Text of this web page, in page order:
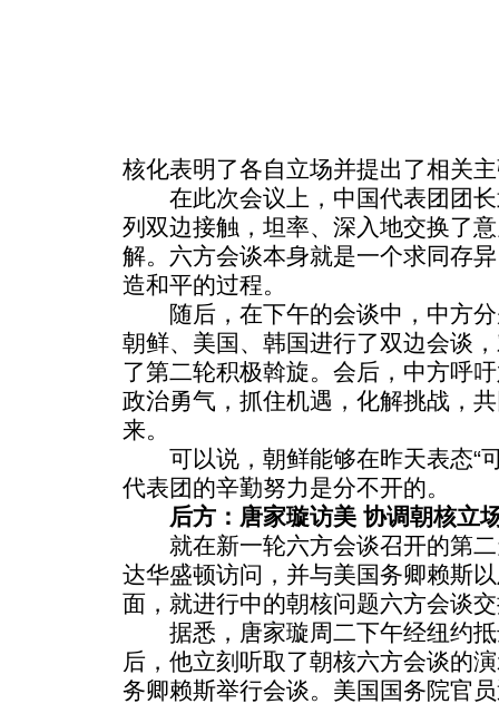
核化表明了各自立场并提出了相关
在此次会议上，中国代表团团长
列双边接触，坦率、深入地交换了
解。六方会谈本身就是一个求同存
造和平的过程。
随后，在下午的会谈中，中方分
朝鲜、美国、韩国进行了双边会谈
了第二轮积极斡旋。会后，中方呼
政治勇气，抓住机遇，化解挑战，
来。
可以说，朝鲜能够在昨天表态“
代表团的辛勤努力是分不开的。
后方：唐家璇访美 协调朝核立
就在新一轮六方会谈召开的第二
达华盛顿访问，并与美国务卿赖斯
面，就进行中的朝核问题六方会谈
据悉，唐家璇周二下午经纽约抵
后，他立刻听取了朝核六方会谈的
务卿赖斯举行会谈。美国国务院官